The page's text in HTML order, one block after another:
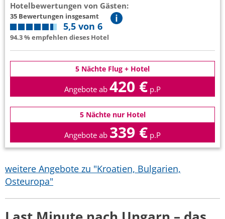
Hotelbewertungen von Gästen:
35 Bewertungen insgesamt
5,5 von 6
94.3 % empfehlen dieses Hotel
5 Nächte Flug + Hotel
Angebote ab 420 € p.P
5 Nächte nur Hotel
Angebote ab 339 € p.P
weitere Angebote zu "Kroatien, Bulgarien,
Osteuropa"